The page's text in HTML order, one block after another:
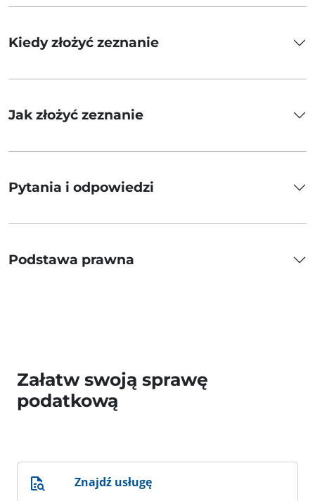
Kiedy złożyć zeznanie
Jak złożyć zeznanie
Pytania i odpowiedzi
Podstawa prawna
Załatw swoją sprawę
podatkową
Znajdź usługę